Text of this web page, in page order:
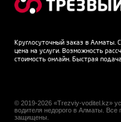
Круглосуточный заказ в Алматы.
цена на услуги. Возможность
стоимость онлайн. Быстрая
© 2019-2026 «Trezviy-voditel.kz»
водителя недорого в Алматы. Все
защищены.